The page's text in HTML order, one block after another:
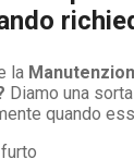
la
Diamo una
quando